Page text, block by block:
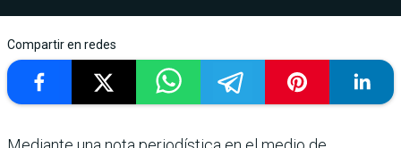
Compartir en redes